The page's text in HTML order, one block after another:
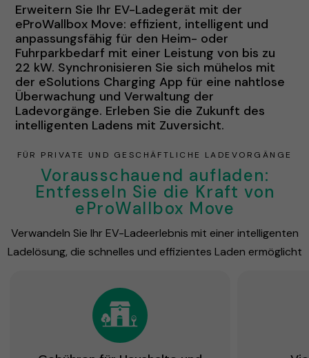
Erweitern Sie Ihr EV-Ladegerät mit der
eProWallbox Move: effizient, intelligent und
anpassungsfähig für den Heim- oder
Fuhrparkbedarf mit einer Leistung von bis zu
22 kW. Synchronisieren Sie sich mühelos mit
der eSolutions Charging App für eine nahtlose
Überwachung und Verwaltung der
Ladevorgänge. Erleben Sie die Zukunft des
intelligenten Ladens mit Zuversicht.
FÜR PRIVATE UND GESCHÄFTLICHE LADEVORGÄNGE
Vorausschauend aufladen:
Entfesseln Sie die Kraft von
eProWallbox Move
Verwandeln Sie Ihr EV-Ladeerlebnis mit einer intelligenten
Ladelösung, die schnelles und effizientes Laden ermöglicht